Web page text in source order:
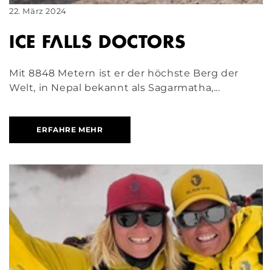
22. März 2024
ICE FALLS DOCTORS
Mit 8848 Metern ist er der höchste Berg der
Welt, in Nepal bekannt als Sagarmatha,...
ERFAHRE MEHR